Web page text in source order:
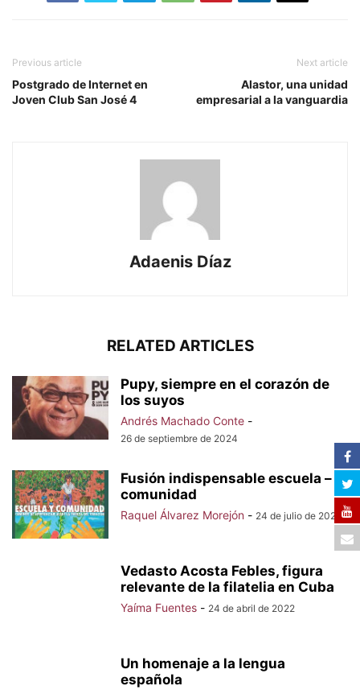
Previous article
Postgrado de Internet en
Joven Club San José 4
Next article
Alastor, una unidad
empresarial a la vanguardia
Adaenis Díaz
RELATED ARTICLES
Pupy, siempre en el corazón de
los suyos
Andrés Machado Conte -
26 de septiembre de 2024
Fusión indispensable escuela –
comunidad
Raquel Álvarez Morejón - 24 de julio de 2023
Vedasto Acosta Febles, figura
relevante de la filatelia en Cuba
Yaíma Fuentes - 24 de abril de 2022
Un homenaje a la lengua
española